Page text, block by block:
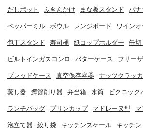
だしポット ふきんかけ まな板スタンド バナ
ペッパーミル ボウル レンジボード ワイン
包丁スタンド 寿司桶 紙コップホルダー 缶切
ビルトインガスコンロ バターケース フリー
ブレッドケース 真空保存容器 ナッツクラッ
蒸し器 鰹節削り器 弁当箱 水筒 ピクニック
ランチバッグ プリンカップ マドレーヌ型 マ
泡立て器 絞り袋 キッチンスケール キッチ